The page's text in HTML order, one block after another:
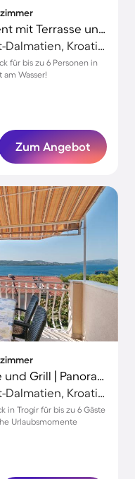
Voll ausgestattetes Apartment mit Terrasse und Grill | Panoramablick | Nah am Strand
Trogir, Gespanschaft Split-Dalmatien, Kroatien
für bis zu 6 Personen in
Wasser!
Zum Angebot
Ferienwohnung mit Terrasse und Grill | Panoramablick
Trogir, Gespanschaft Split-Dalmatien, Kroatien
in Trogir für bis zu 6 Gäste
Urlaubsmomente